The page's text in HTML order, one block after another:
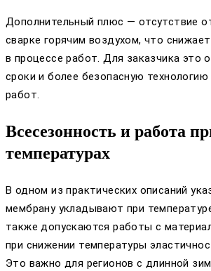
Дополнительный плюс — отсутствие
сварке горячим воздухом, что
в процессе работ. Для заказчика это
сроки и более безопасную
работ.
Всесезонность и работа
температурах
В одном из практических описаний
мембрану укладывают при
также допускаются работы с
при снижении температуры
Это важно для регионов с длинной